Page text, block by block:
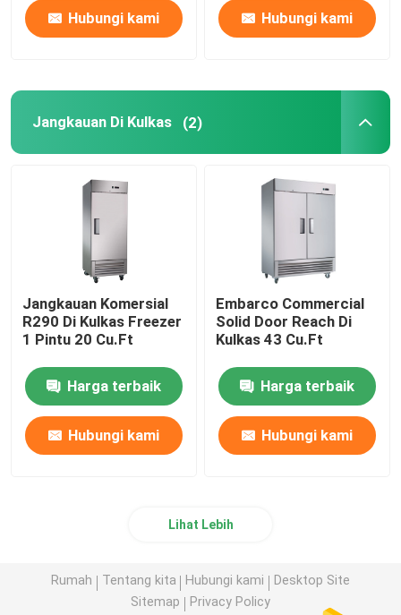
Hubungi kami Hubungi kami
Jangkauan Di Kulkas (2)
Jangkauan Komersial
R290 Di Kulkas Freezer
1 Pintu 20 Cu.Ft
Harga terbaik
Hubungi kami
Embarco Commercial
Solid Door Reach Di
Kulkas 43 Cu.Ft
Harga terbaik
Hubungi kami
Lihat Lebih
Rumah Tentang kita Hubungi kami
Desktop Site
Sitemap
Privacy Policy